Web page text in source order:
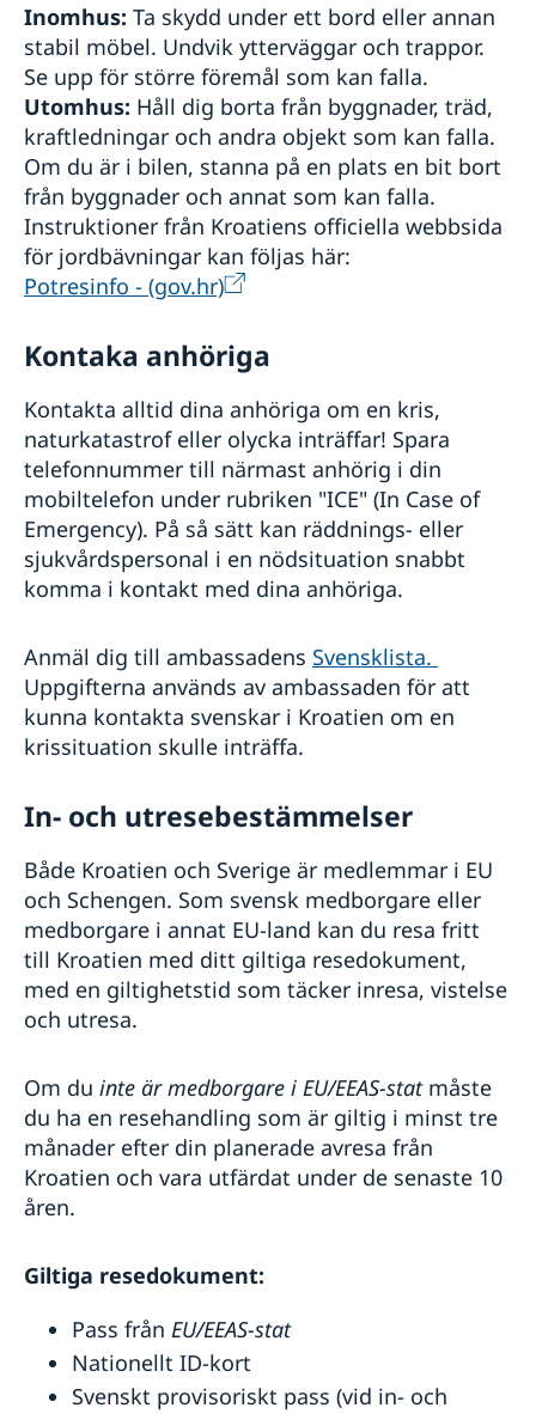
Inomhus: Ta skydd under ett bord eller annan
stabil möbel. Undvik ytterväggar och trappor.
Se upp för större föremål som kan falla.
Utomhus: Håll dig borta från byggnader, träd,
kraftledningar och andra objekt som kan falla.
Om du är i bilen, stanna på en plats en bit bort
från byggnader och annat som kan falla.
Instruktioner från Kroatiens officiella webbsida
för jordbävningar kan följas här:
Potresinfo - (gov.hr)
Kontaka anhöriga
Kontakta alltid dina anhöriga om en kris,
naturkatastrof eller olycka inträffar! Spara
telefonnummer till närmast anhörig i din
mobiltelefon under rubriken "ICE" (In Case of
Emergency). På så sätt kan räddnings- eller
sjukvårdspersonal i en nödsituation snabbt
komma i kontakt med dina anhöriga.
Anmäl dig till ambassadens Svensklista.
Uppgifterna används av ambassaden för att
kunna kontakta svenskar i Kroatien om en
krissituation skulle inträffa.
In- och utresebestämmelser
Både Kroatien och Sverige är medlemmar i EU
och Schengen. Som svensk medborgare eller
medborgare i annat EU-land kan du resa fritt
till Kroatien med ditt giltiga resedokument,
med en giltighetstid som täcker inresa, vistelse
och utresa.
Om du inte är medborgare i EU/EEAS-statmåste
du ha en resehandling som är giltig i minst tre
månader efter din planerade avresa från
Kroatien och vara utfärdat under de senaste 10
åren.
Giltiga resedokument:
Pass från EU/EEAS-stat
Nationellt ID-kort
Svenskt provisoriskt pass (vid in- och